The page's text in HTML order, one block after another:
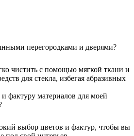
перегородками и дверями?
чистить с помощью мягкой ткани и
для стекла, избегая абразивных
фактуру материалов для моей
выбор цветов и фактур, чтобы вы